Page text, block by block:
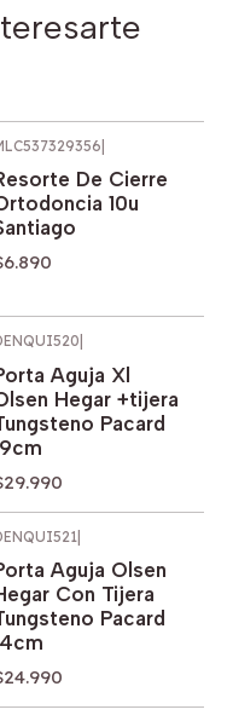
De Cierre
10u
Aguja Xl
Hegar +tijera
Pacard
Aguja Olsen
Con Tijera
Pacard